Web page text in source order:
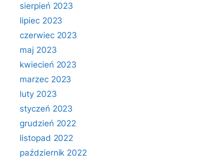
sierpień 2023
lipiec 2023
czerwiec 2023
maj 2023
kwiecień 2023
marzec 2023
luty 2023
styczeń 2023
grudzień 2022
listopad 2022
październik 2022